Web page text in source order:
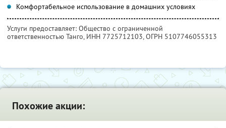
Комфортабельное использование в домашних условиях
Услуги предоставляет: Общество с ограниченной
ответственностью Танго, ИНН 7725712103, ОГРН 5107746055313
Похожие акции: